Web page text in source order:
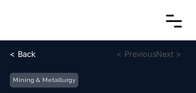
< Back < PreviousNext >
Mining & Metallurgy